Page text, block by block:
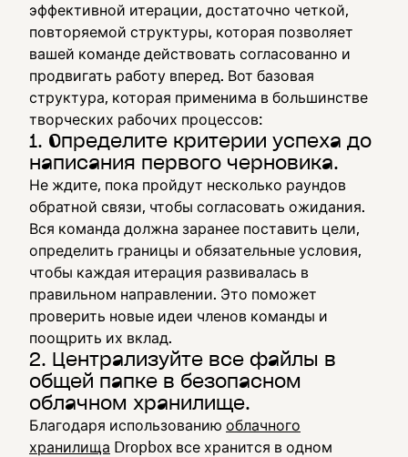
эффективной итерации, достаточно четкой,
повторяемой структуры, которая позволяет
вашей команде действовать согласованно и
продвигать работу вперед. Вот базовая
структура, которая применима в большинстве
творческих рабочих процессов:
1. Определите критерии успеха до
написания первого черновика.
Не ждите, пока пройдут несколько раундов
обратной связи, чтобы согласовать ожидания.
Вся команда должна заранее поставить цели,
определить границы и обязательные условия,
чтобы каждая итерация развивалась в
правильном направлении. Это поможет
проверить новые идеи членов команды и
поощрить их вклад.
2. Централизуйте все файлы в
общей папке в безопасном
облачном хранилище.
Благодаря использованию облачного
хранилища Dropbox все хранится в одном